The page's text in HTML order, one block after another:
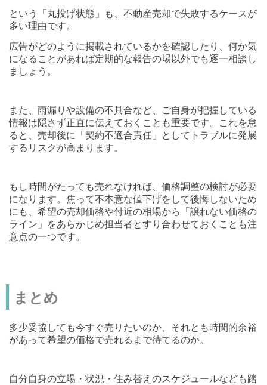
という「丸投げ状態」も、不動産売却で失敗するケースが
多い理由です。
広告がどのように掲載されているかを確認したり、何か気
になることがあれば定期的な報告の場以外でも逐一相談し
ましょう。
また、雨漏りや設備の不具合など、ご自身が把握している
情報は隠さず正直に伝えておくことも重要です。これを怠
ると、売却後に「契約不適合責任」としてトラブルに発展
するリスクが高まります。
もし時間がたっても売れなければ、価格調整の検討が必要
になります。焦って不本意な値下げをして後悔しないため
にも、希望の売却価格や付近の相場から「譲れない価格の
ライン」をあらかじめ担当者とすり合わせておくことも注
意点の一つです。
まとめ
多少妥協しても今すぐ売りたいのか、それとも時間的余裕
があって希望の価格で売れるまで待てるのか。
自分自身の立場・状況・住み替えのスケジュールなども踏